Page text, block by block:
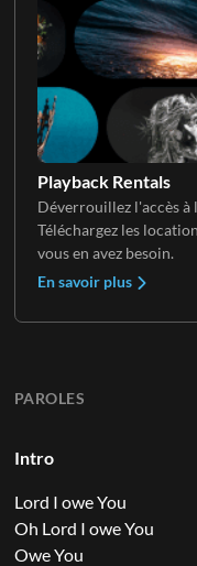
Playback Rentals
Déverrouillez l'accès à
Téléchargez les
vous en avez besoin.
En savoir plus
PAROLES
Intro
Lord I owe You
Oh Lord I owe You
Owe You